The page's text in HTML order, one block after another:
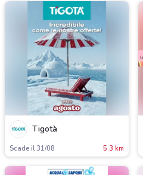
Tigotà
Scade il 31/08 5.3 km